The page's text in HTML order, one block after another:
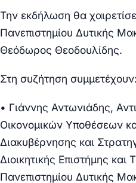
Την εκδήλωση θα
Πανεπιστημίου Δυτικής
Θεόδωρος Θεοδουλίδης.
Στη συζήτηση συμμετέχουν:
• Γιάννης Αντωνιάδης,
Οικονομικών Υποθέσεων
Διακυβέρνησης και
Διοικητικής Επιστήμης και
Πανεπιστημίου Δυτικής